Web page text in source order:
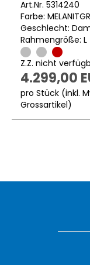
Art.Nr. 5314240
Farbe:
Geschlecht:
Rahmengröße: L
Z.Z. nicht
4.299,00
pro Stück (inkl.
Grossartikel)